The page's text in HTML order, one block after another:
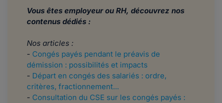
Vous êtes employeur ou RH, découvrez nos
contenus dédiés :
Nos articles :
- Congés payés pendant le préavis de
démission : possibilités et impacts
- Départ en congés des salariés : ordre,
critères, fractionnement...
- Consultation du CSE sur les congés payés :